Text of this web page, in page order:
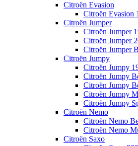
Citroën Evasion
Citroën Evasion
Citroën Jumper
Citroën Jumper
Citroën Jumper
Citroën Jumper
Citroën Jumpy
Citroën Jumpy
Citroën Jumpy
Citroën Jumpy
Citroën Jumpy
Citroën Jumpy
Citroën Nemo
Citroën Nemo
Citroën Nemo
Citroën Saxo